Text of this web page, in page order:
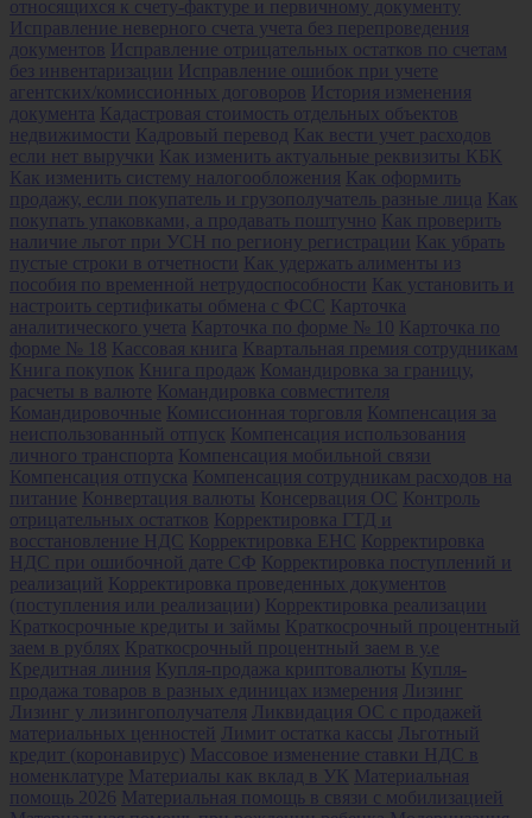
относящихся к счету-фактуре и первичному документу
Исправление неверного счета учета без перепроведения
документов Исправление отрицательных остатков по счетам
без инвентаризации Исправление ошибок при учете
агентских/комиссионных договоров История изменения
документа Кадастровая стоимость отдельных объектов
недвижимости Кадровый перевод
Как вести учет расходов
если нет выручки Как изменить актуальные реквизиты КБК
Как изменить систему налогообложения Как оформить
продажу, если покупатель и грузополучатель разные лица Как
покупать упаковками, а продавать поштучно Как проверить
наличие льгот при УСН по региону регистрации Как убрать
пустые строки в отчетности Как удержать алименты из
пособия по временной нетрудоспособности Как установить и
настроить сертификаты обмена с ФСС
Карточка
аналитического учета Карточка по форме № 10 Карточка по
форме № 18 Кассовая книга Квартальная премия сотрудникам
Книга покупок Книга продаж Командировка за границу,
расчеты в валюте Командировка совместителя
Командировочные Комиссионная торговля Компенсация за
неиспользованный отпуск Компенсация использования
личного транспорта Компенсация мобильной связи
Компенсация отпуска Компенсация сотрудникам расходов на
питание Конвертация валюты Консервация ОС
Контроль
отрицательных остатков Корректировка ГТД и
восстановление НДС
Корректировка ЕНС
Корректировка
НДС при ошибочной дате СФ Корректировка поступлений и
реализаций Корректировка проведенных документов
(поступления или реализации) Корректировка реализации
Краткосрочные кредиты и займы Краткосрочный процентный
заем в рублях Краткосрочный процентный заем в у.е
Кредитная линия Купля-продажа криптовалюты Купля-
продажа товаров в разных единицах измерения
Лизинг
Лизинг у лизингополучателя
Ликвидация ОС с продажей
материальных ценностей
Лимит остатка кассы
Льготный
кредит (коронавирус) Массовое изменение ставки НДС в
номенклатуре Материалы как вклад в УК Материальная
помощь 2026 Материальная помощь в связи с мобилизацией